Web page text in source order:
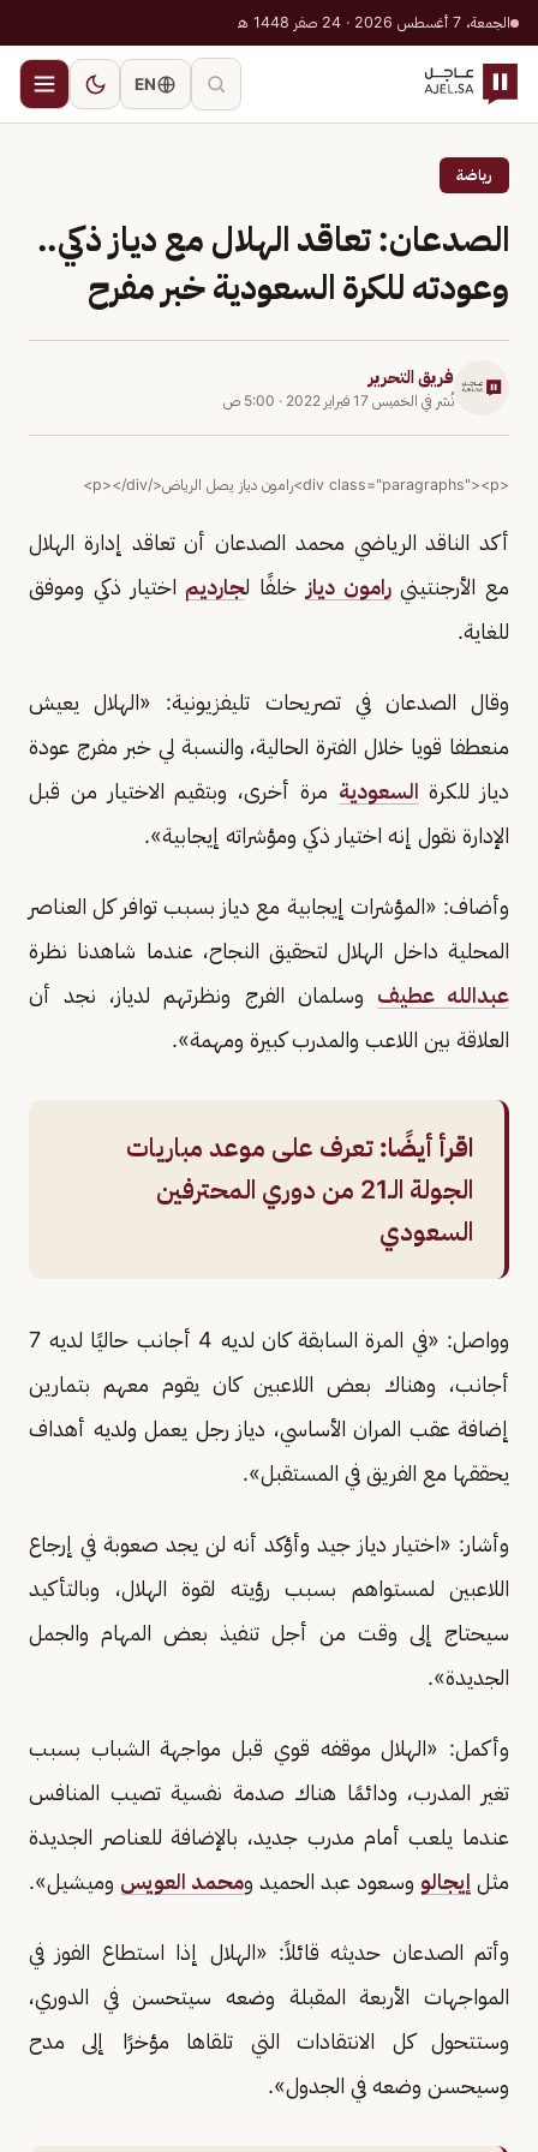
الجمعة، 7 أغسطس 2026 · 24 صفر 1448 هـ
EN
رياضة
الصدعان: تعاقد الهلال مع دياز ذكي..
وعودته للكرة السعودية خبر مفرح
فريق التحرير
نُشر في الخميس 17 فبراير 2022 · 5:00 ص
<div class="paragraphs"><p>رامون دياز يصل الرياض</p></div>
أكد الناقد الرياضي محمد الصدعان أن تعاقد إدارة الهلال
مع الأرجنتينيرامون دياز خلفًا لجارديم اختيار ذكي وموفق
للغاية.
وقال الصدعان في تصريحات تليفزيونية: «الهلال يعيش
منعطفا قويا خلال الفترة الحالية، والنسبة لي خبر مفرج عودة
دياز للكرة السعودية مرة أخرى، وبتقيم الاختيار من قبل
الإدارة نقول إنه اختيار ذكي ومؤشراته إيجابية».
وأضاف: «المؤشرات إيجابية مع دياز بسبب توافر كل العناصر
المحلية داخل الهلال لتحقيق النجاح، عندما شاهدنا نظرة
عبدالله عطيف وسلمان الفرج ونظرتهم لدياز، نجد أن
العلاقة بين اللاعب والمدرب كبيرة ومهمة».
اقرأ أيضًا: تعرف على موعد مباريات
الجولة الـ21 من دوري المحترفين
السعودي
وواصل: «في المرة السابقة كان لديه 4 أجانب حاليًا لديه 7
أجانب، وهناك بعض اللاعبين كان يقوم معهم بتمارين
إضافة عقب المران الأساسي، دياز رجل يعمل ولديه أهداف
يحققها مع الفريق في المستقبل».
وأشار: «اختيار دياز جيد وأؤكد أنه لن يجد صعوبة في إرجاع
اللاعبين لمستواهم بسبب رؤيته لقوة الهلال، وبالتأكيد
سيحتاج إلى وقت من أجل تنفيذ بعض المهام والجمل
الجديدة».
وأكمل: «الهلال موقفه قوي قبل مواجهة الشباب بسبب
تغير المدرب، ودائمًا هناك صدمة نفسية تصيب المنافس
عندما يلعب أمام مدرب جديد، بالإضافة للعناصر الجديدة
مثل إيجالو وسعود عبد الحميد ومحمد العويس وميشيل».
وأتم الصدعان حديثه قائلاً: «الهلال إذا استطاع الفوز في
المواجهات الأربعة المقبلة وضعه سيتحسن في الدوري،
وستتحول كل الانتقادات التي تلقاها مؤخرًا إلى مدح
وسيحسن وضعه في الجدول».